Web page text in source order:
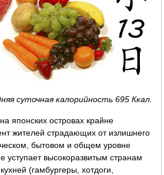
суточная калорийность 695 Ккал.
японских островах крайне
жителей страдающих от излишнего
бытовом и общем уровне
уступает высокоразвитым странам
(гамбургеры, хотдоги,